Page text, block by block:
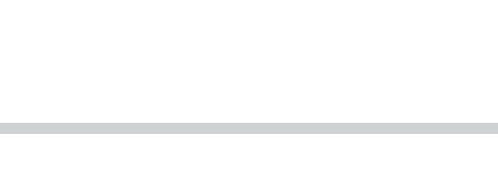
Footer